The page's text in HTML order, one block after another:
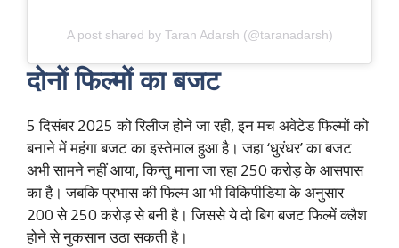
A post shared by Taran Adarsh (@taranadarsh)
दोनों फिल्मों का बजट
5 दिसंबर 2025 को रिलीज होने जा रही, इन मच अवेटेड फिल्मों को
बनाने में महंगा बजट का इस्तेमाल हुआ है। जहा ‘धुरंधर’ का बजट
अभी सामने नहीं आया, किन्तु माना जा रहा 250 करोड़ के आसपास
का है। जबकि प्रभास की फिल्म आ भी विकिपीडिया के अनुसार
200 से 250 करोड़ से बनी है। जिससे ये दो बिग बजट फिल्में क्लैश
होने से नुकसान उठा सकती है।